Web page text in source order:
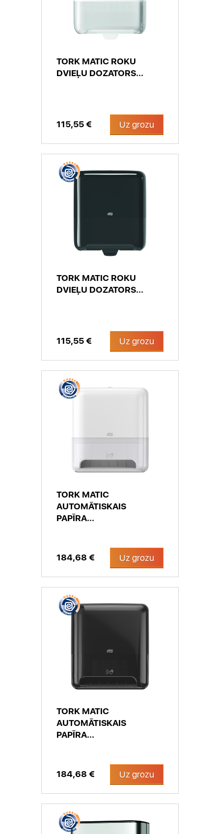
TORK MATIC ROKU
DVIEĻU DOZATORS...
115,55 € Uz grozu
TORK MATIC ROKU
DVIEĻU DOZATORS...
115,55 € Uz grozu
TORK MATIC
AUTOMĀTISKAIS
PAPĪRA...
184,68 € Uz grozu
TORK MATIC
AUTOMĀTISKAIS
PAPĪRA...
184,68 € Uz grozu